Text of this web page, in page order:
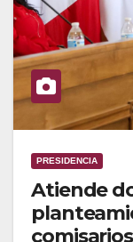
PRESIDENCIA
Atiende